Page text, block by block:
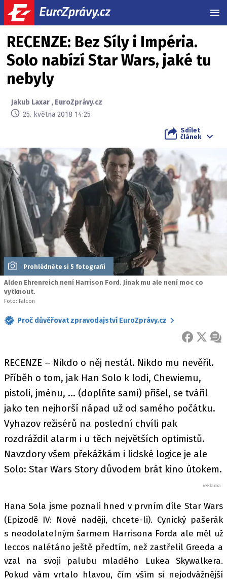
RECENZE: Bez Síly i Impéria.
Solo nabízí Star Wars, jaké tu
nebyly
Jakub Laxar , EuroZprávy.cz
25. května 2018 14:25
Sdílet
článek
Prohlédněte si 5 fotografií
Alden Ehrenreich není Harrison Ford. Jinak mu ale není moc co
vytknout.
Foto: Falcon
Proč důvěřovat zpravodajství EuroZprávy.cz
FACEBOOK
X
RECENZE – Nikdo o něj nestál. Nikdo mu nevěřil.
Příběh o tom, jak Han Solo k lodi, Chewiemu,
pistoli, jménu, … (doplňte sami) přišel, se tvářil
jako ten nejhorší nápad už od samého počátku.
Vyhazov režisérů na poslední chvíli pak
rozdráždil alarm i u těch největších optimistů.
Navzdory všem překážkám i lidské logice je ale
Solo: Star Wars Story důvodem brát kino útokem.
Hana Sola jsme poznali hned v prvním díle Star Wars
(Epizodě IV: Nové naději, chcete-li). Cynický pašerák
s neodolatelným šarmem Harrisona Forda ale měl už
leccos nalétáno ještě předtím, než zastřelil Greeda a
vzal na svoji palubu mladého Lukea Skywalkera.
Pokud vám vrtalo hlavou, čím vším si nejodvážnější